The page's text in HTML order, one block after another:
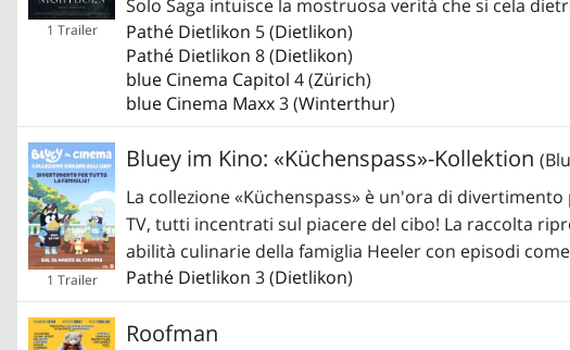
1 Trailer
Solo Saga intuisce la mostruosa verità che si cela
Pathé Dietlikon 5 (Dietlikon)
Pathé Dietlikon 8 (Dietlikon)
blue Cinema Capitol 4 (Zürich)
blue Cinema Maxx3 (Winterthur)
1 Trailer
Bluey im Kino: «Küchenspass»-Kollektion
La collezione «Küchenspass» è un'ora di
TV, tutti incentrati sul piacere del cibo! La raccolta
abilità culinarie della famiglia Heeler con episodi
Pathé Dietlikon 3 (Dietlikon)
Roofman